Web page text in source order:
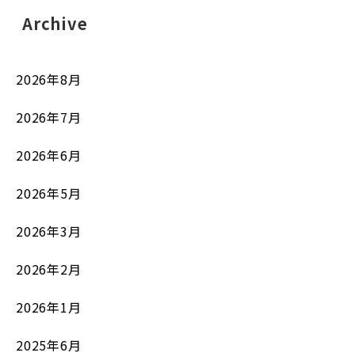
Archive
2026年8月
2026年7月
2026年6月
2026年5月
2026年3月
2026年2月
2026年1月
2025年6月